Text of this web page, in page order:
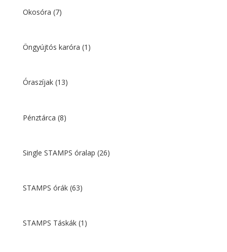
Okosóra (7)
Öngyújtós karóra (1)
Óraszíjak (13)
Pénztárca (8)
Single STAMPS óralap (26)
STAMPS órák (63)
STAMPS Táskák (1)